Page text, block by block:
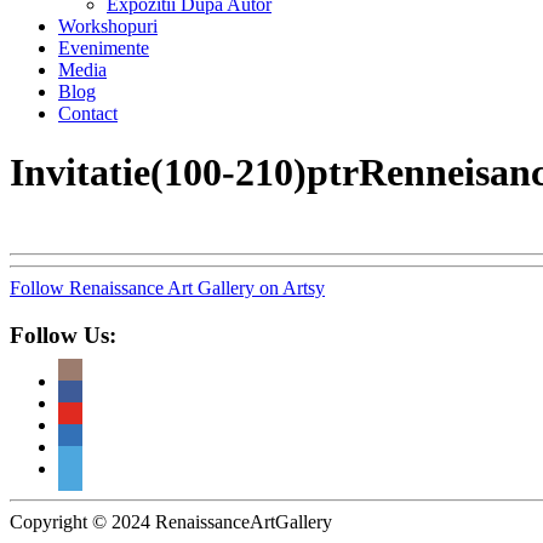
Expozitii Dupa Autor
Workshopuri
Evenimente
Media
Blog
Contact
Invitatie(100-
Follow Renaissance Art Gallery on Artsy
Follow Us:
Copyright © 2024 RenaissanceArtGallery